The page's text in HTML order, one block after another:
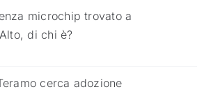
microchip trovato a
di chi è?
cerca adozione